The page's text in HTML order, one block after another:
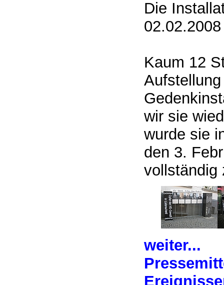
Die
Kaum 12
wir sie
wurde sie
den 3.
vollständig
weiter...